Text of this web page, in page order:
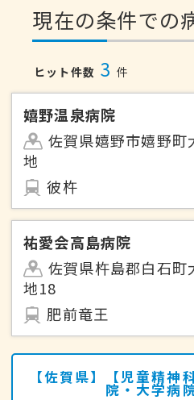
現在の条件での
ヒット件数 3 件
嬉野温泉病院
佐賀県嬉野市嬉野
地
彼杵
祐愛会高島病院
佐賀県杵島郡白石
地18
肥前竜王
【佐賀県】【児童精神
院・大学病